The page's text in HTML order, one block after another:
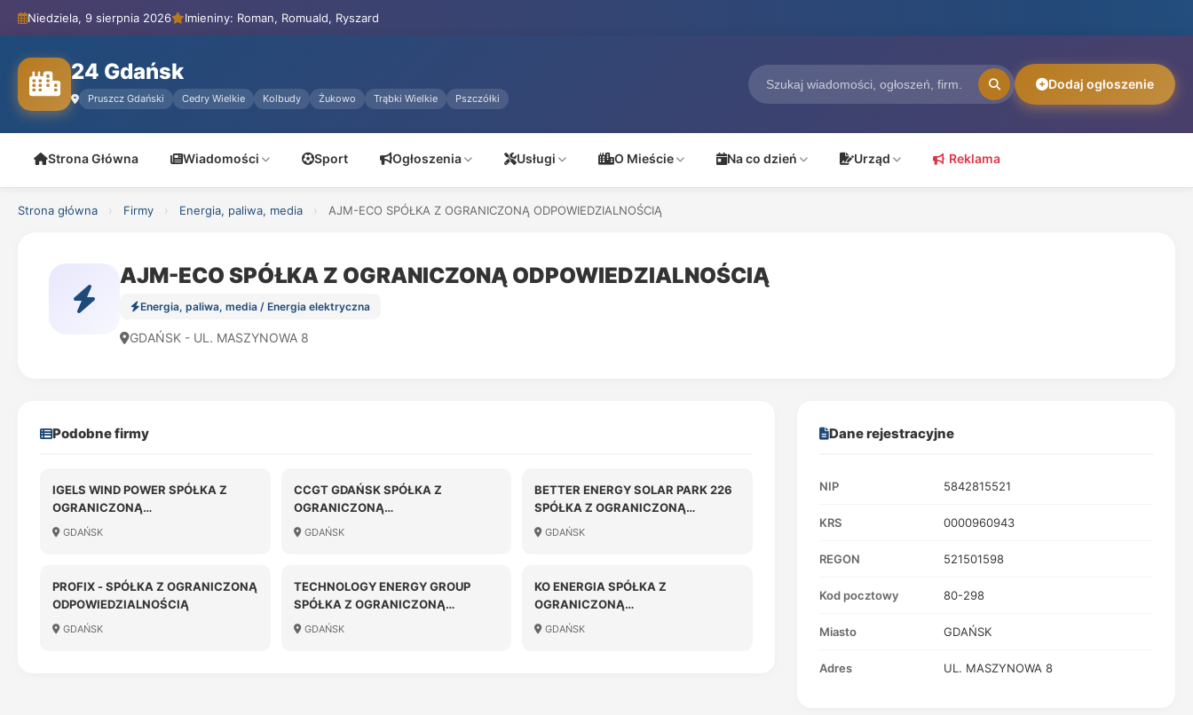
Niedziela, 9 sierpnia 2026 Imieniny: Roman, Romuald, Ryszard
24 Gdańsk
Pruszcz Gdański Cedry Wielkie Kolbudy Żukowo Trąbki Wielkie Pszczółki
Dodaj ogłoszenie
Strona Główna Wiadomości Sport Ogłoszenia Usługi O Mieście Na co dzień Urząd Reklama
Strona główna › Firmy › Energia, paliwa, media › AJM-ECO SPÓŁKA Z OGRANICZONĄ ODPOWIEDZIALNOŚCIĄ
AJM-ECO SPÓŁKA Z OGRANICZONĄ ODPOWIEDZIALNOŚCIĄ
Energia, paliwa, media / Energia elektryczna
GDAŃSK - UL. MASZYNOWA 8
Podobne firmy
IGELS WIND POWER SPÓŁKA Z
OGRANICZONĄ
ODPOWIEDZIALNOŚCIĄ
GDAŃSK
CCGT GDAŃSK SPÓŁKA Z
OGRANICZONĄ
ODPOWIEDZIALNOŚCIĄ
GDAŃSK
BETTER ENERGY SOLAR PARK 226
SPÓŁKA Z OGRANICZONĄ
ODPOWIEDZIALNOŚCIĄ
GDAŃSK
PROFIX - SPÓŁKA Z OGRANICZONĄ
ODPOWIEDZIALNOŚCIĄ
GDAŃSK
TECHNOLOGY ENERGY GROUP
SPÓŁKA Z OGRANICZONĄ
ODPOWIEDZIALNOŚCIĄ
GDAŃSK
KO ENERGIA SPÓŁKA Z
OGRANICZONĄ
ODPOWIEDZIALNOŚCIĄ
GDAŃSK
Dane rejestracyjne
NIP 5842815521
KRS 0000960943
REGON 521501598
Kod pocztowy 80-298
Miasto GDAŃSK
Adres UL. MASZYNOWA 8